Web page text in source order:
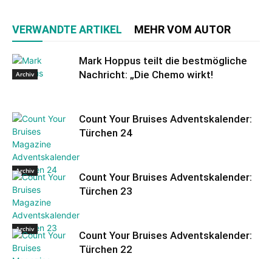
VERWANDTE ARTIKEL MEHR VOM AUTOR
Archiv
Mark Hoppus teilt die bestmögliche
Nachricht: „Die Chemo wirkt!
Archiv
Count Your Bruises Adventskalender:
Türchen 24
Archiv
Count Your Bruises Adventskalender:
Türchen 23
Count Your Bruises Adventskalender:
Türchen 22